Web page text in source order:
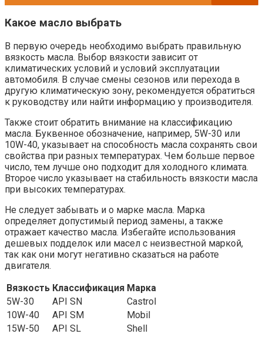
Какое масло выбрать
В первую очередь необходимо выбрать правильную
вязкость масла. Выбор вязкости зависит от
климатических условий и условий эксплуатации
автомобиля. В случае смены сезонов или перехода в
другую климатическую зону, рекомендуется обратиться
к руководству или найти информацию у производителя.
Также стоит обратить внимание на классификацию
масла. Буквенное обозначение, например, 5W-30 или
10W-40, указывает на способность масла сохранять свои
свойства при разных температурах. Чем больше первое
число, тем лучше оно подходит для холодного климата.
Второе число указывает на стабильность вязкости масла
при высоких температурах.
Не следует забывать и о марке масла. Марка
определяет допустимый период замены, а также
отражает качество масла. Избегайте использования
дешевых подделок или масел с неизвестной маркой,
так как они могут негативно сказаться на работе
двигателя.
Вязкость Классификация Марка
5W-30
API SN
Castrol
10W-40
API SM
Mobil
15W-50
API SL
Shell